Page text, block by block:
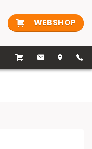
WEBSHOP